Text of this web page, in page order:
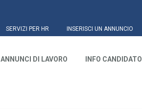
SERVIZI PER HR INSERISCI UN ANNUNCIO
ANNUNCI DI LAVORO INFO CANDIDATO